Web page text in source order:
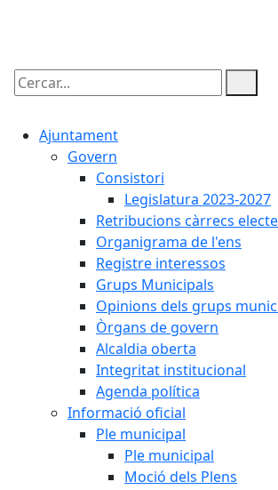
Cercar:
Ajuntament
Govern
Consistori
Legislatura 2023-2027
Retribucions càrrecs
Organigrama de l'ens
Registre interessos
Grups Municipals
Opinions dels grups
Òrgans de govern
Alcaldia oberta
Integritat institucional
Agenda política
Informació oficial
Ple municipal
Ple municipal
Moció dels Plens